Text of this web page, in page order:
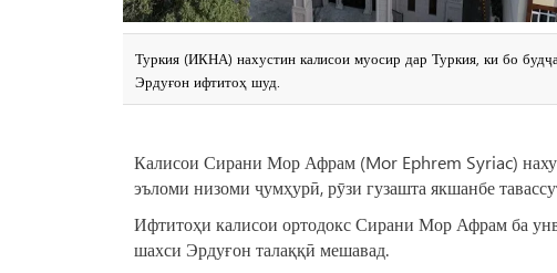
Туркия (ИКНА) нахустин калисои муосир дар Туркия, ки бо
Эрдуғон ифтитоҳ шуд.
Калисои Сирани Мор Афрам (Mor Ephrem Syriac)
эъломи низоми ҷумҳурӣ, рӯзи гузашта якшанбе
Ифтитоҳи калисои ортодокс Сирани Мор Афрам ба
шахси Эрдуғон талаққӣ мешавад.